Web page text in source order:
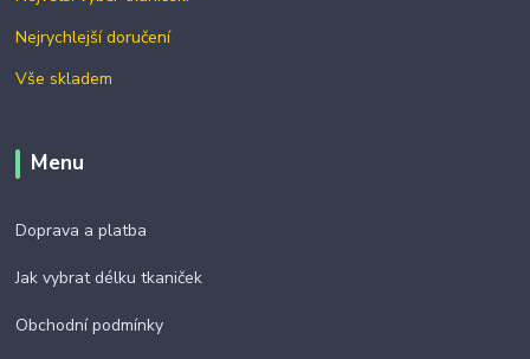
Nejrychlejší doručení
Vše skladem
Menu
Doprava a platba
Jak vybrat délku tkaniček
Obchodní podmínky